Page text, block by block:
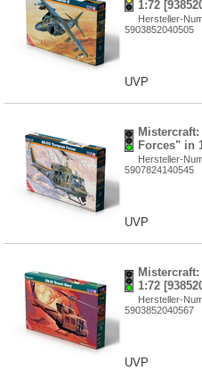
1:72
Hersteller-
5903852040505
UVP
Forces" in
Hersteller-
5907824140545
UVP
Mistercraft:
1:72
Hersteller-
5903852040567
UVP